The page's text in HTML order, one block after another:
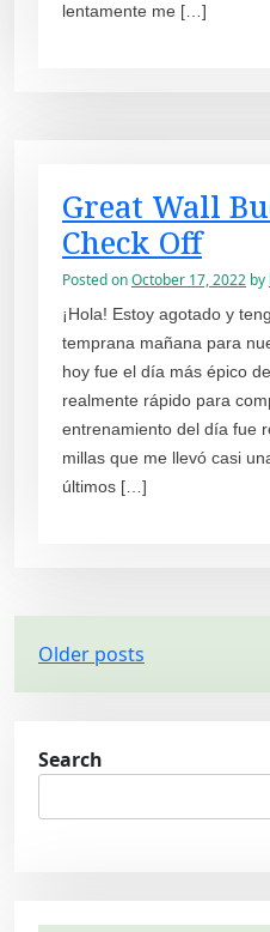
lentamente me […]
Great Wall
Check Off
Posted onOctober 17, 2022 by
¡Hola! Estoy agotado y
temprana mañana para
hoy fue el día más épico
realmente rápido para
entrenamiento del día fue
millas que me llevó casi
últimos […]
P
o
t
Older posts
Search